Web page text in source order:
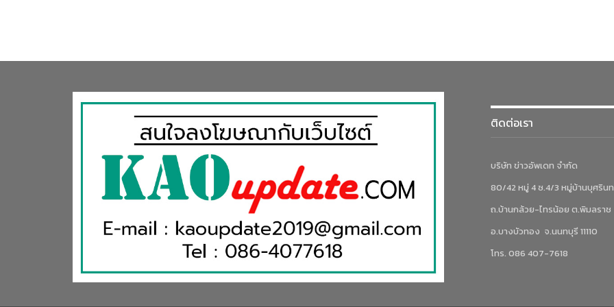
ติดต่อเรา
บริษัท ข่าวอัพเดท จำกัด
80/42 หมู่ 4 ซ.4/3 หมู่บ้านบุศริน
ถ.บ้านกล้วย-ไทรน้อย ต.พิมลราช
อ.บางบัวทอง จ.นนทบุรี 11110
โทร. 086 407-7618